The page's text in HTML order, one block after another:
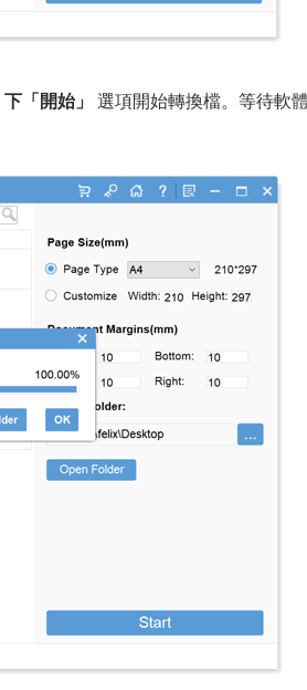
下「開始」 選項開始轉換檔。等待軟